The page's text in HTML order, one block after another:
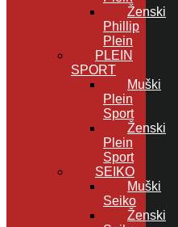
Ženski
Phillip
Plein
PLEIN
SPORT
Muški
Plein
Sport
Ženski
Plein
Sport
SEIKO
Muški
Seiko
Ženski